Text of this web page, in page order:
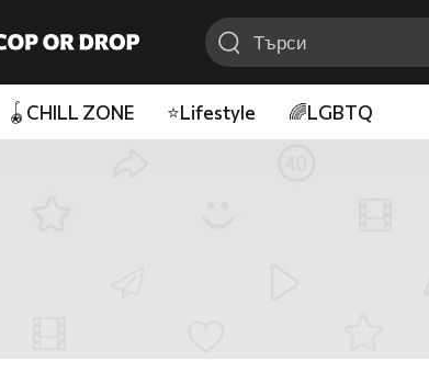
🪀CHILL ZONE ⭐Lifestyle 🌈LGBTQ